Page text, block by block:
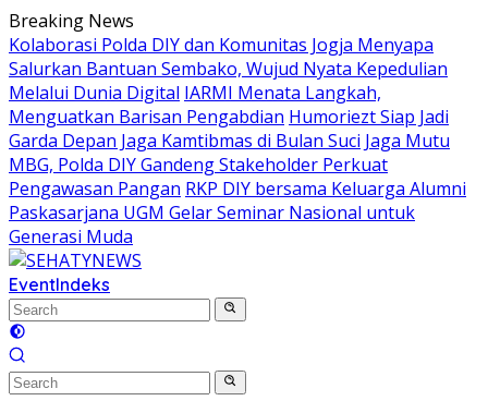
Skip
to
content
Breaking News
Kolaborasi Polda DIY dan Komunitas Jogja Menyapa
Salurkan Bantuan Sembako, Wujud Nyata Kepedulian
Melalui Dunia Digital IARMI Menata Langkah,
Menguatkan Barisan Pengabdian Humoriezt Siap Jadi
Garda Depan Jaga Kamtibmas di Bulan Suci Jaga Mutu
MBG, Polda DIY Gandeng Stakeholder Perkuat
Pengawasan Pangan RKP DIY bersama Keluarga Alumni
Paskasarjana UGM Gelar Seminar Nasional untuk
Generasi Muda
EventIndeks